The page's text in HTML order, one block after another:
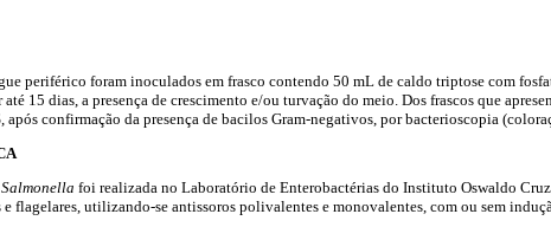
periférico foram inoculados em frasco contendo 50 mL de caldo triptose com
15 dias, a presença de crescimento e/ou turvação do meio. Dos frascos que
após confirmação da presença de bacilos Gram-negativos, por bacterioscopia
Salmonella foi realizada no Laboratório de Enterobactérias do Instituto Oswaldo
flagelares, utilizando-se antissoros polivalentes e monovalentes, com ou sem